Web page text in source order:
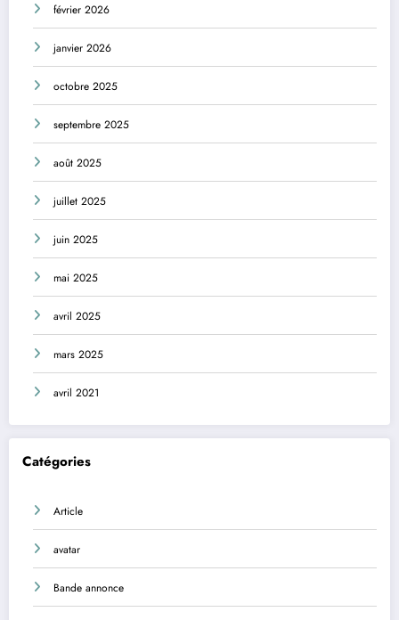
février 2026
janvier 2026
octobre 2025
septembre 2025
août 2025
juillet 2025
juin 2025
mai 2025
avril 2025
mars 2025
avril 2021
Catégories
Article
avatar
Bande annonce